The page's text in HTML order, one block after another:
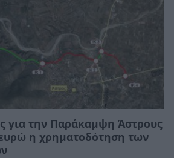
για την Παράκαμψη Άστρους
η χρηματοδότηση των